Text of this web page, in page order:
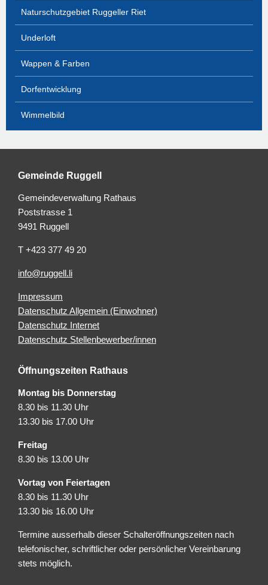
Naturschutzgebiet Ruggeller Riet
Underloft
Wappen & Farben
Dorfentwicklung
Wimmelbild
Gemeinde Ruggell
Gemeindeverwaltung Rathaus
Poststrasse 1
9491 Ruggell
T +423 377 49 20
info@ruggell.li
Impressum
Datenschutz Allgemein (Einwohner)
Datenschutz Internet
Datenschutz Stellenbewerber/innen
Öffnungszeiten Rathaus
Montag bis Donnerstag
8.30 bis 11.30 Uhr
13.30 bis 17.00 Uhr
Freitag
8.30 bis 13.00 Uhr
Vortag von Feiertagen
8.30 bis 11.30 Uhr
13.30 bis 16.00 Uhr
Termine ausserhalb dieser Schalteröffnungszeiten nach
telefonischer, schriftlicher oder persönlicher Vereinbarung
stets möglich.